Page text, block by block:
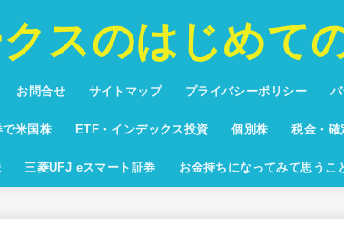
スのはじめて
お問合せ サイトマップ プライバシーポリシー
投
プ
バ
将
ブ
グ
米国株
当利回りランキン
ETF・インデックス投資
米国株ETF純資産額ランキング
個別株
米国株時価総額ランキ
税金・確
三菱UFJ eスマート証券 お金持ちになってみて思うこ